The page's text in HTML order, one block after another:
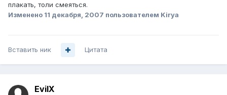
плакать, толи смеяться.
Изменено 11 декабря, 2007 пользователем Kirya
Вставить ник Цитата
EvilX